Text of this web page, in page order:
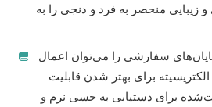
زیبایی منحصر به فرد و دنجی را به
سفارشی را می‌توان اعمال
برای بهتر شدن قابلیت
برای دستیابی به حسی نرم و